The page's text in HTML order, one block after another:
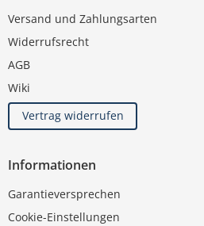
Versand und Zahlungsarten
Widerrufsrecht
AGB
Wiki
Vertrag widerrufen
Informationen
Garantieversprechen
Cookie-Einstellungen